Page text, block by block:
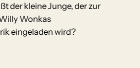
der kleine Junge, der zur
Wonkas
eingeladen wird?